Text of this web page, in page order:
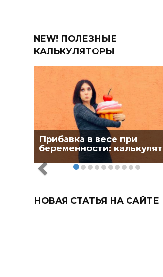
NEW! ПОЛЕЗНЫЕ
КАЛЬКУЛЯТОРЫ
Прибавка в весе при
беременности:
НОВАЯ СТАТЬЯ НА САЙТЕ